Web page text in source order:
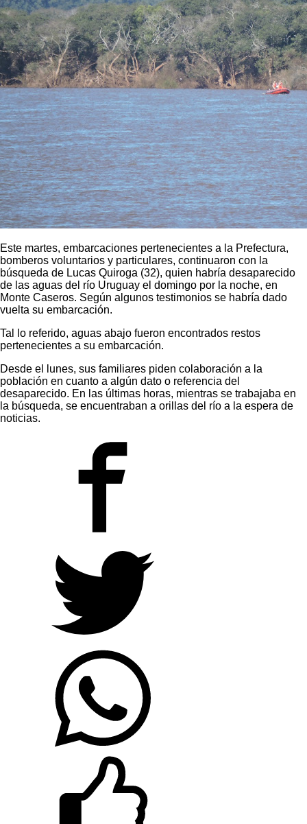
Este martes, embarcaciones pertenecientes a la Prefectura,
bomberos voluntarios y particulares, continuaron con la
búsqueda de Lucas Quiroga (32), quien habría desaparecido
de las aguas del río Uruguay el domingo por la noche, en
Monte Caseros. Según algunos testimonios se habría dado
vuelta su embarcación.
Tal lo referido, aguas abajo fueron encontrados restos
pertenecientes a su embarcación.
Desde el lunes, sus familiares piden colaboración a la
población en cuanto a algún dato o referencia del
desaparecido. En las últimas horas, mientras se trabajaba en
la búsqueda, se encuentraban a orillas del río a la espera de
noticias.